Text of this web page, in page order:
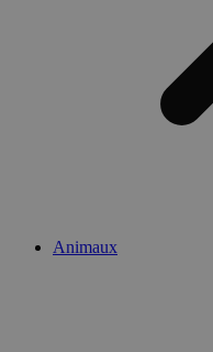
Animaux